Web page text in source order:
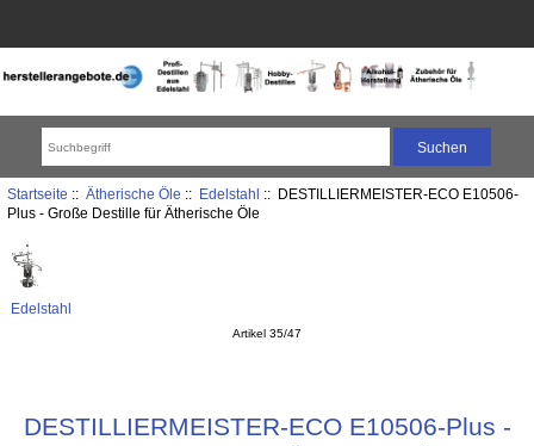
Startseite :: Ätherische Öle :: Edelstahl :: DESTILLIERMEISTER-ECO E10506-
Plus - Große Destille für Ätherische Öle
Edelstahl
Artikel 35/47
DESTILLIERMEISTER-ECO E10506-Plus -